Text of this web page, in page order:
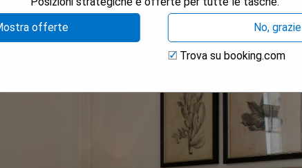
offerte
No, grazie
Trova su booking.com